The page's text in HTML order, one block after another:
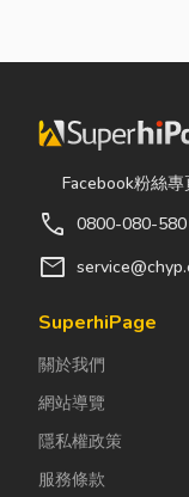
Facebook粉絲專
call 0800-080-580
mail
SuperhiPage
關於我們
網站導覽
隱私權政策
服務條款